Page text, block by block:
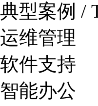
典型案例 /
运维管理
软件支持
智能办公